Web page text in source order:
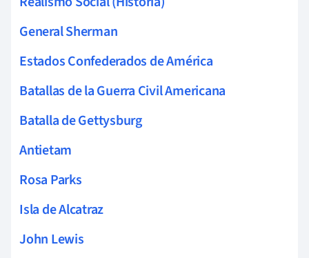
General Sherman
Estados Confederados de América
Batallas de la Guerra Civil Americana
Batalla de Gettysburg
Antietam
Rosa Parks
Isla de Alcatraz
John Lewis